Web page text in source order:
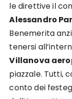
le direttive il
Alessandro
Benemerita
tenersi
Villanova
piazzale. Tutti,
conto dei